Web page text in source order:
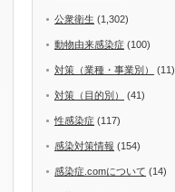
公衆衛生 (1,302)
動物由来感染症 (100)
対策（業種・事業別） (11)
対策（目的別） (41)
性感染症 (117)
感染対策情報 (154)
感染症.comについて (14)